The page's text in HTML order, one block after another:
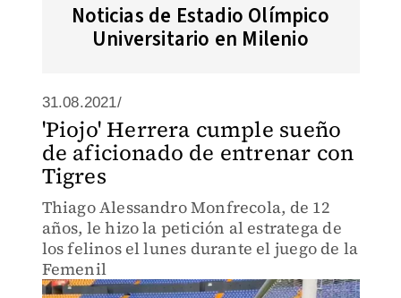
Noticias de Estadio Olímpico
Universitario en Milenio
31.08.2021/
'Piojo' Herrera cumple sueño
de aficionado de entrenar con
Tigres
Thiago Alessandro Monfrecola, de 12
años, le hizo la petición al estratega de
los felinos el lunes durante el juego de la
Femenil